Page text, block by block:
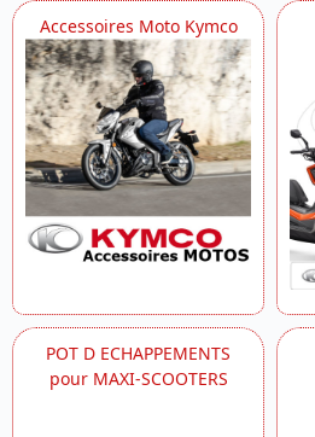
Accessoires Moto Kymco
POT D ECHAPPEMENTS
pour MAXI-SCOOTERS